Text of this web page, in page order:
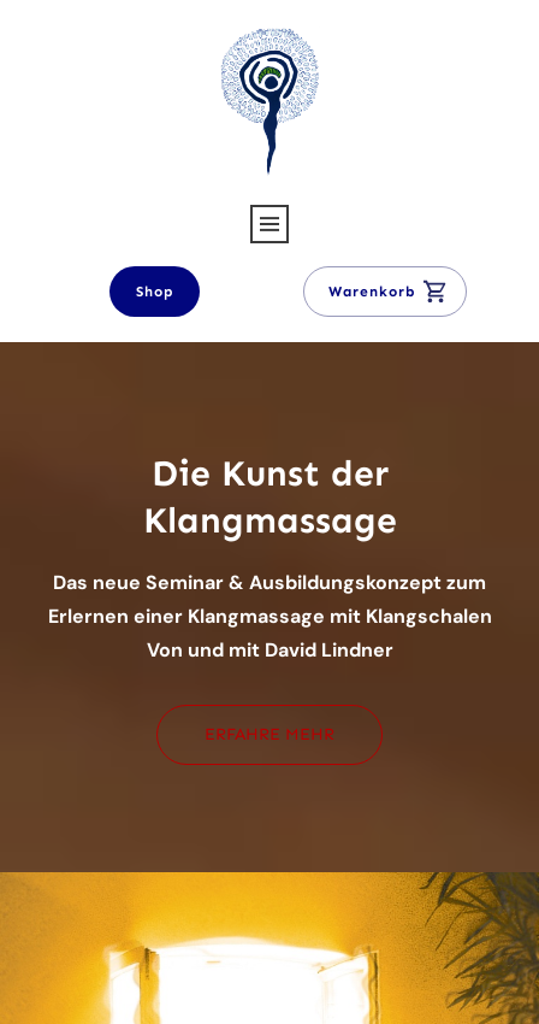
Shop Warenkorb
Die Kunst der
Klangmassage
Das neue Seminar & Ausbildungskonzept zum
Erlernen einer Klangmassage mit Klangschalen
Von und mit David Lindner
ERFAHRE MEHR